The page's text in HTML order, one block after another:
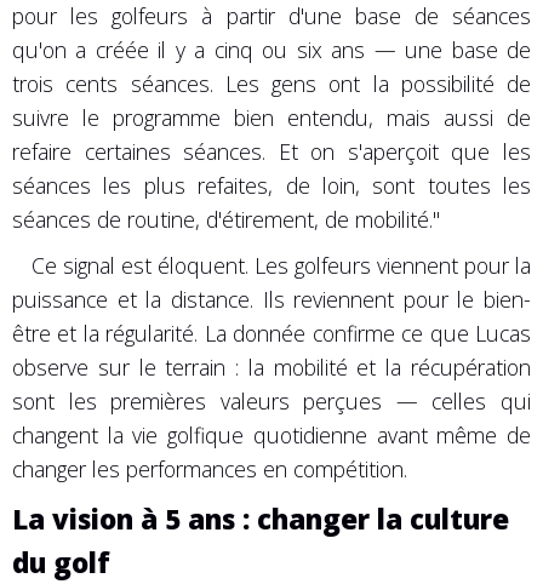
pour les golfeurs à partir d'une base de séances
qu'on a créée il y a cinq ou six ans — une base de
trois cents séances. Les gens ont la possibilité de
suivre le programme bien entendu, mais aussi de
refaire certaines séances. Et on s'aperçoit que les
séances les plus refaites, de loin, sont toutes les
séances de routine, d'étirement, de mobilité."
Ce signal est éloquent. Les golfeurs viennent pour la
puissance et la distance. Ils reviennent pour le bien-
être et la régularité. La donnée confirme ce que Lucas
observe sur le terrain : la mobilité et la récupération
sont les premières valeurs perçues — celles qui
changent la vie golfique quotidienne avant même de
changer les performances en compétition.
La vision à 5 ans : changer la culture
du golf